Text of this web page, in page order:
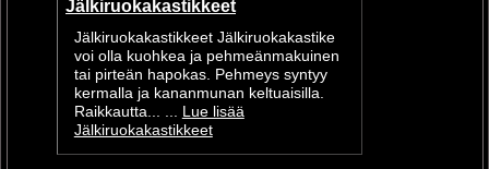
Jälkiruokakastikkeet
Jälkiruokakastikkeet Jälkiruokakastike
voi olla kuohkea ja pehmeänmakuinen
tai pirteän hapokas. Pehmeys syntyy
kermalla ja kananmunan keltuaisilla.
Raikkautta... ... Lue lisää
Jälkiruokakastikkeet